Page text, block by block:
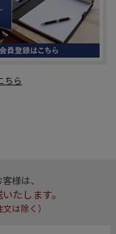
ちら
様は、
たします。
は除く）